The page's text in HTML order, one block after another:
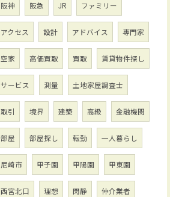
阪神 阪急 JR ファミリー
アクセス 設計 アドバイス 専門家
空家 高価買取 買取 賃貸物件探し
サービス 測量 土地家屋調査士
取引 境界 建築 高級 金融機関
部屋 部屋探し 転勤 一人暮らし
尼崎市 甲子園 甲陽園 甲東園
西宮北口 理想 閑静 仲介業者